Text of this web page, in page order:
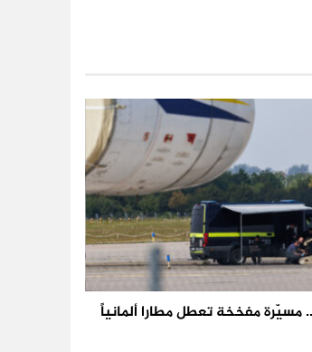
مسيّرة مفخخة تعطل مطارا ألمانياً